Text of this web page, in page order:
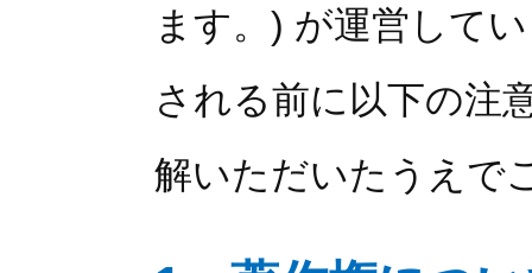
ます。) が運営して
される前に以下の注
解いただいたうえで